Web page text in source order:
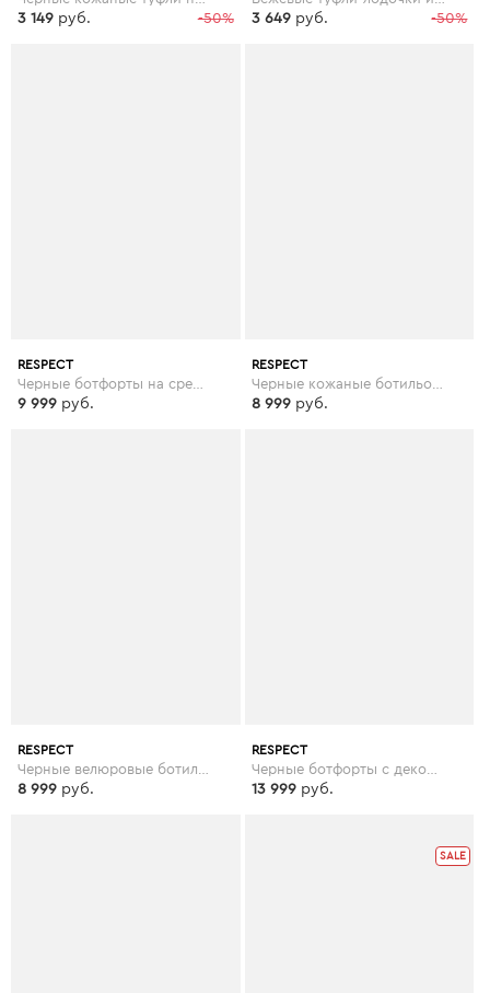
-50%
3 149 руб. -50%
3 649 руб.
RESPECT
9 999 руб.
RESPECT
Черные кожаные ботильоны на меху
8 999 руб.
RESPECT
8 999 руб.
RESPECT
Черные ботфорты с декором по ранту
13 999 руб.
SALE